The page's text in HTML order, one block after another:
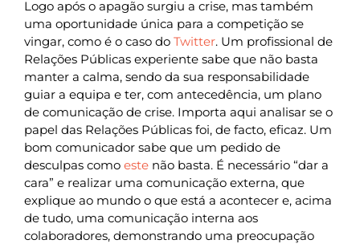
Logo após o apagão surgiu a crise, mas também
uma oportunidade única para a competição se
vingar, como é o caso do Twitter. Um profissional de
Relações Públicas experiente sabe que não basta
manter a calma, sendo da sua responsabilidade
guiar a equipa e ter, com antecedência, um plano
de comunicação de crise. Importa aqui analisar se o
papel das Relações Públicas foi, de facto, eficaz. Um
bom comunicador sabe que um pedido de
desculpas como este não basta. É necessário “dar a
cara” e realizar uma comunicação externa, que
explique ao mundo o que está a acontecer e, acima
de tudo, uma comunicação interna aos
colaboradores, demonstrando uma preocupação